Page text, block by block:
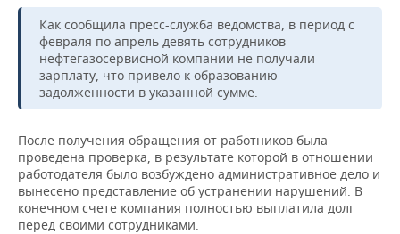
ТОРГОВЫЕ ЦЕНТРЫ
ТАТАРСТАНА
ИНВЕСТИЦИИ
МАШИНОСТРОЕНИЕ
НЕФТЕХИМИЯ
НЕФТЬ
ОПК
ЭНЕРГЕТИКА
НОВОСТИ БИЗНЕСА
РОЗНИЧНАЯ ТОРГОВЛЯ
УСЛУГИ
ТЕХНОЛОГИИ
НОВОСТИ ТЕХНОЛОГИЙ
МЕДИА
ТЕЛЕКОММУНИКАЦИИ
МЕРОПРИЯТИЯ
ВЫЕЗДНАЯ РЕДАКЦИЯ
БИЗНЕС-БРАНЧИ
НОВОСТИ СПОРТА
ФУТБОЛ
ОБЩЕСТВО
НОВОСТИ ОБЩЕСТВА
ФОТОГАЛЕРЕЯ
Как сообщила пресс-служба ведомства, в период с
февраля по апрель девять сотрудников
нефтегазосервисной компании не получали
зарплату, что привело к образованию
задолженности в указанной сумме.
После получения обращения от работников была
проведена проверка, в результате которой в отношении
работодателя было возбуждено административное дело и
вынесено представление об устранении нарушений. В
конечном счете компания полностью выплатила долг
перед своими сотрудниками.